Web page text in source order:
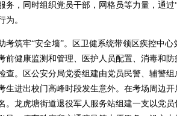
务，同时组织党员干部，网格员等力量，通
为。
考筑牢“安全墙”。区卫健系统带领区疾控中
前健康监测和管理、医护人员配置、消毒和
查。区公安分局党委组建由党员民警、辅警
生进出校门高峰时段发生意外。在考场周边
。龙虎塘街道退役军人服务站组建一支以党